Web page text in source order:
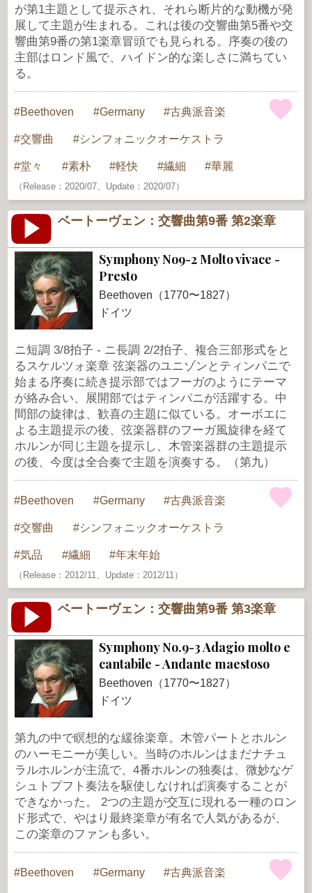
が第1主題として提示され、それら断片的な動機が発
展して主題が生まれる。これは後の交響曲第5番や交
響曲第9番の第1楽章冒頭でも見られる。序奏の後の
主部はロンド風で、ハイドン的な楽しさに満ちてい
る。
Beethoven Germany 古典派音楽
交響曲 シンフォニックオーケストラ
堂々 素朴 軽快 繊細 華麗
（Release：2020/07、Update：2020/07）
ベートーヴェン：交響曲第9番 第2楽章
Symphony No9-2 Molto vivace -
Presto
Beethoven（1770〜1827）
ドイツ
ニ短調 3/8拍子 - ニ長調 2/2拍子、複合三部形式をと
るスケルツォ楽章 弦楽器のユニゾンとティンパニで
始まる序奏に続き提示部ではフーガのようにテーマ
が絡み合い、展開部ではティンパニが活躍する。中
間部の旋律は、歓喜の主題に似ている。オーボエに
よる主題提示の後、弦楽器群のフーガ風旋律を経て
ホルンが同じ主題を提示し、木管楽器群の主題提示
の後、今度は全合奏で主題を演奏する。（第九）
Beethoven Germany 古典派音楽
交響曲 シンフォニックオーケストラ
気品 繊細 年末年始
（Release：2012/11、Update：2012/11）
ベートーヴェン：交響曲第9番 第3楽章
Symphony No.9-3 Adagio molto e
cantabile - Andante maestoso
Beethoven（1770〜1827）
ドイツ
第九の中で瞑想的な緩徐楽章。木管パートとホルン
のハーモニーが美しい。当時のホルンはまだナチュ
ラルホルンが主流で、4番ホルンの独奏は、微妙なゲ
シュトプフト奏法を駆使しなければ演奏することが
できなかった。 2つの主題が交互に現れる一種のロン
ド形式で、やはり最終楽章が有名で人気があるが、
この楽章のファンも多い。
Beethoven Germany 古典派音楽